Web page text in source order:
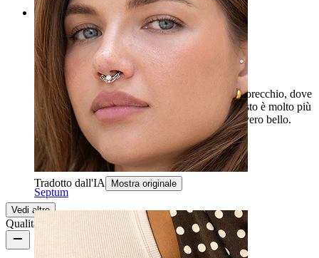
Septum
Rating
letto perfetto per lobe
Acquistato per tenerlo nel mio 2° e 3° foro dell'orecchio, dove
ho usato delle viti in titanio in precedenza. Questo è molto più
comodo e facile da mettere e ha un aspetto davvero bello.
Comprerò di più.
gadolinium Acquisto verificato
Tradotto dall'IA Mostra originale
Vedi altro
Qualità del prodotto